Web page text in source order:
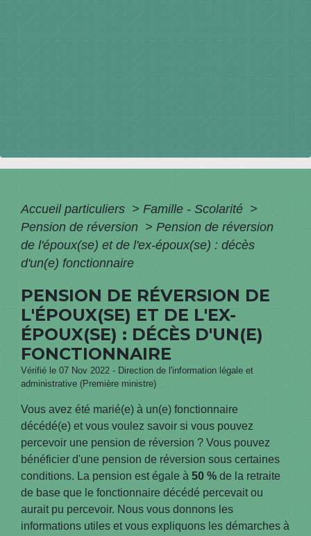
Accueil particuliers > Famille - Scolarité >
Pension de réversion > Pension de réversion
de l'époux(se) et de l'ex-époux(se) : décès
d'un(e) fonctionnaire
PENSION DE RÉVERSION DE
L'ÉPOUX(SE) ET DE L'EX-
ÉPOUX(SE) : DÉCÈS D'UN(E)
FONCTIONNAIRE
Vérifié le 07 Nov 2022 - Direction de l'information légale et
administrative (Première ministre)
Vous avez été marié(e) à un(e) fonctionnaire
décédé(e) et vous voulez savoir si vous pouvez
percevoir une pension de réversion ? Vous pouvez
bénéficier d'une pension de réversion sous certaines
conditions. La pension est égale à 50 % de la retraite
de base que le fonctionnaire décédé percevait ou
aurait pu percevoir. Nous vous donnons les
informations utiles et vous expliquons les démarches à